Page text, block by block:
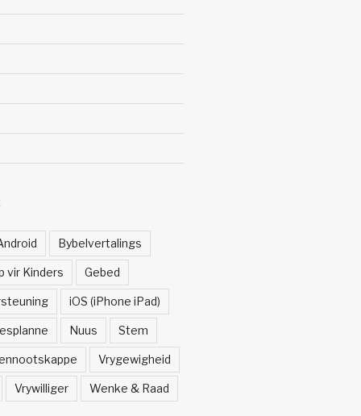
Bybelvertalings
vir Kinders Gebed
iOS (iPhone iPad)
Nuus Stem
Vrygewigheid
Vrywilliger Wenke & Raad